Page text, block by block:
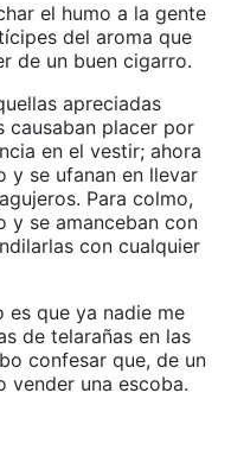
el humo a la gente
del aroma que
de un buen cigarro.
apreciadas
causaban placer por
en el vestir; ahora
y se ufanan en llevar
Para colmo,
y se amanceban con
con cualquier
es que ya nadie me
de telarañas en las
confesar que, de un
vender una escoba.